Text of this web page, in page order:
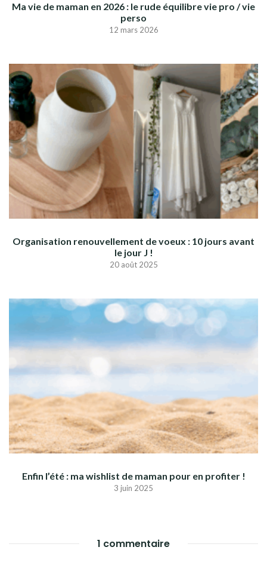
Ma vie de maman en 2026 : le rude équilibre vie pro / vie
perso
12 mars 2026
Organisation renouvellement de voeux : 10 jours avant
le jour J !
20 août 2025
Enfin l’été : ma wishlist de maman pour en profiter !
3 juin 2025
1 commentaire